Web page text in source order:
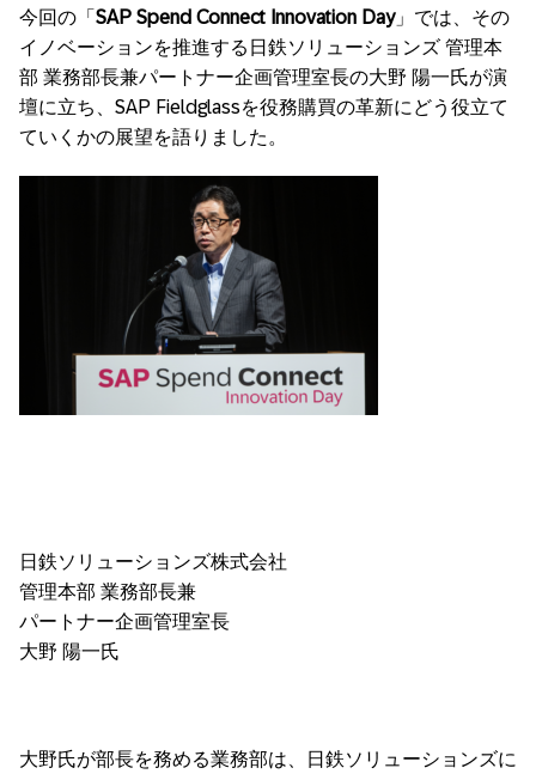
今回の「 SAP Spend Connect Innovation Day」では、その
イノベーションを推進する日鉄ソリューションズ 管理本
部 業務部長兼パートナー企画管理室長の大野 陽一氏が演
壇に立ち、SAP Fieldglassを役務購買の革新にどう役立て
ていくかの展望を語りました。
日鉄ソリューションズ株式会社
管理本部 業務部長兼
パートナー企画管理室長
大野 陽一氏
大野氏が部長を務める業務部は、日鉄ソリューションズに